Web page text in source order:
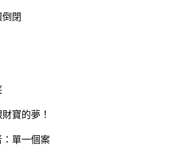
閉
寶的夢！
：單一個案